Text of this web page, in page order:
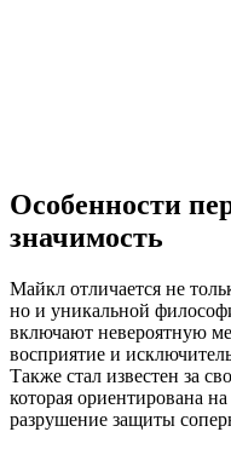
Особенности
значимость
Майкл отличается не
но и уникальной
включают невероятную
восприятие и
Также стал известен за
которая ориентирована
разрушение защиты